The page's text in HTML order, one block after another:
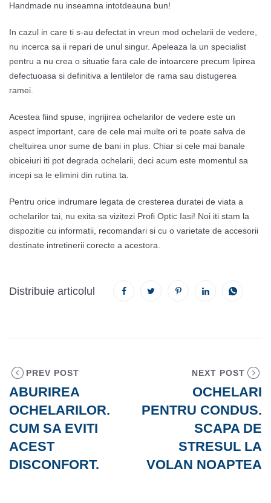
Handmade nu inseamna intotdeauna bun!
In cazul in care ti s-au defectat in vreun mod ochelarii de vedere,
nu incerca sa ii repari de unul singur. Apeleaza la un specialist
pentru a nu crea o situatie fara cale de intoarcere precum lipirea
defectuoasa si definitiva a lentilelor de rama sau distugerea
ramei.
Acestea fiind spuse, ingrijirea ochelarilor de vedere este un
aspect important, care de cele mai multe ori te poate salva de
cheltuirea unor sume de bani in plus. Chiar si cele mai banale
obiceiuri iti pot degrada ochelarii, deci acum este momentul sa
incepi sa le elimini din rutina ta.
Pentru orice indrumare legata de cresterea duratei de viata a
ochelarilor tai, nu exita sa vizitezi Profi Optic Iasi! Noi iti stam la
dispozitie cu informatii, recomandari si cu o varietate de accesorii
destinate intretinerii corecte a acestora.
Distribuie articolul
PREV POST
ABURIREA
OCHELARILOR.
CUM SA EVITI
ACEST
DISCONFORT.
NEXT POST
OCHELARI
PENTRU CONDUS.
SCAPA DE
STRESUL LA
VOLAN NOAPTEA